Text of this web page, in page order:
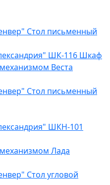
Стол письменный
ШК-116 Шкаф
Веста
Стол письменный
ШКН-101
Лада
Стол угловой